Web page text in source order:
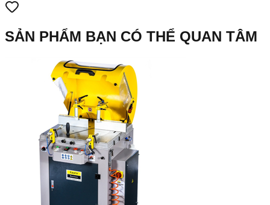
SẢN PHẨM BẠN CÓ THỂ QUAN TÂM